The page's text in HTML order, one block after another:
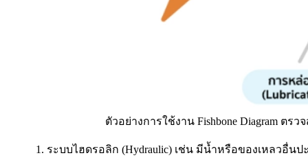
ตัวอย่างการใช้งาน Fishbone Diagram ตร
ระบบไฮดรอลิก (Hydraulic) เช่น มีน้ำหรือของเหลวอื่